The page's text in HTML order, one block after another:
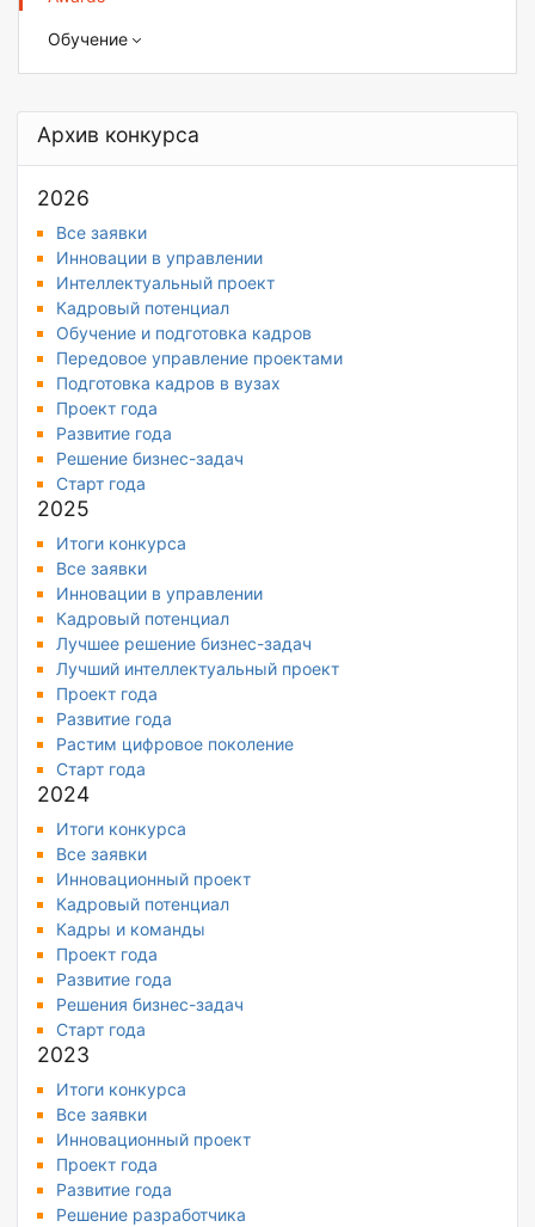
Обучение
Архив конкурса
2026
Все заявки
Инновации в управлении
Интеллектуальный проект
Кадровый потенциал
Обучение и подготовка кадров
Передовое управление проектами
Подготовка кадров в вузах
Проект года
Развитие года
Решение бизнес-задач
Старт года
2025
Итоги конкурса
Все заявки
Инновации в управлении
Кадровый потенциал
Лучшее решение бизнес-задач
Лучший интеллектуальный проект
Проект года
Развитие года
Растим цифровое поколение
Старт года
2024
Итоги конкурса
Все заявки
Инновационный проект
Кадровый потенциал
Кадры и команды
Проект года
Развитие года
Решения бизнес-задач
Старт года
2023
Итоги конкурса
Все заявки
Инновационный проект
Проект года
Развитие года
Решение разработчика